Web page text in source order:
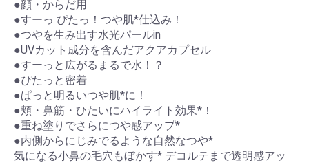
●顔・からだ用
●すーっ ぴたっ！つや肌*仕込み！
●つやを生み出す水光パールin
●UVカット成分を含んだアクアカプセル
●すーっと広がるまるで水！？
●ぴたっと密着
●ぱっと明るいつや肌*に！
●頬・鼻筋・ひたいにハイライト効果*！
●重ね塗りでさらにつや感アップ*
●内側からにじみでるような自然なつや*
気になる小鼻の毛穴もぼかす* デコルテまで透明感アッ